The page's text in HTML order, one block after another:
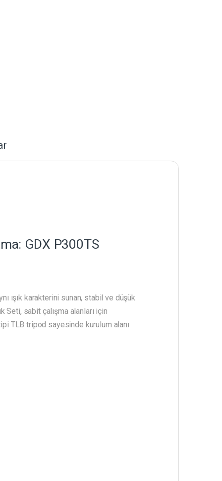
GDX P300TS
ışık karakterini sunan, stabil ve düşük
Seti, sabit çalışma alanları için
TLB tripod sayesinde kurulum alanı